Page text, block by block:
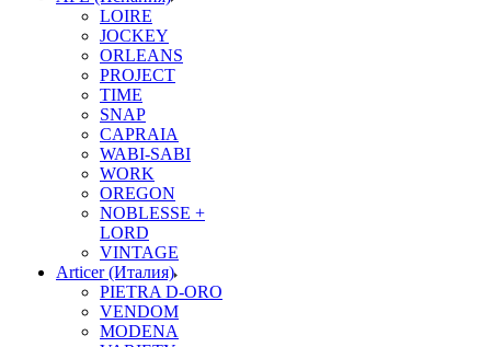
LOIRE
JOCKEY
ORLEANS
PROJECT
TIME
SNAP
CAPRAIA
WABI-SABI
WORK
OREGON
NOBLESSE +
LORD
VINTAGE
Articer (Италия)
PIETRA D-ORO
VENDOM
MODENA